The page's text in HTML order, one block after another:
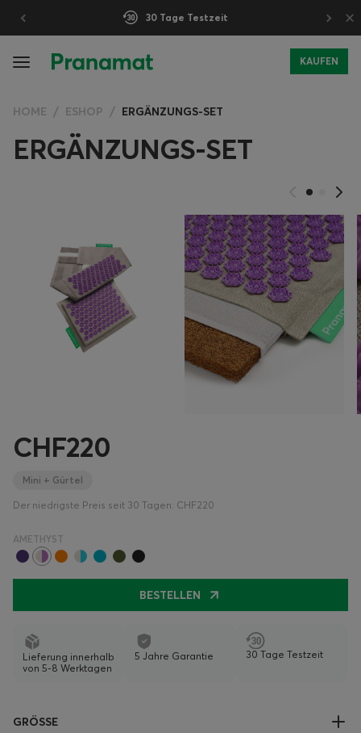
30 Tage Testzeit ×
KAUFEN
HOME ESHOP ERGÄNZUNGS-SET
ERGÄNZUNGS-SET
CHF220
Mini + Gürtel
Der niedrigste Preis seit 30 Tagen: CHF220
AMETHYST
BESTELLEN
Lieferung innerhalb
von 5-8 Werktagen
5 Jahre Garantie 30 Tage Testzeit
GRÖSSE